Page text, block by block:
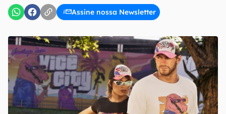
Assine nossa Newsletter
Uso e Política de Privacidade do Canaltech.